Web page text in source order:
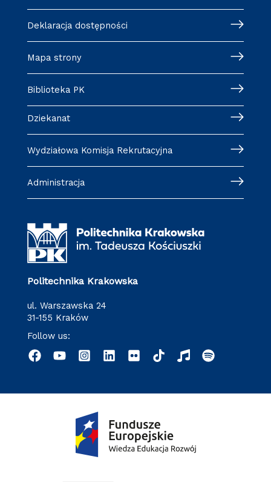
Deklaracja dostępności
Mapa strony
Biblioteka PK
Dziekanat
Wydziałowa Komisja Rekrutacyjna
Administracja
Politechnika Krakowska
ul. Warszawska 24
31-155 Kraków
Follow us: